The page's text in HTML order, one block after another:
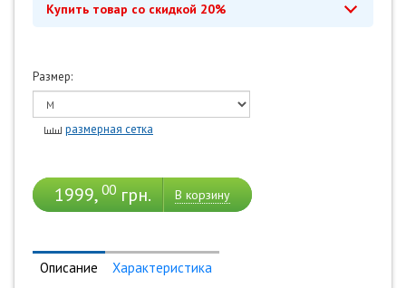
Купить товар со скидкой 20%
Купить с промокодом
Размер:
размерная сетка
1999,00грн. В корзину
Описание
Характеристика